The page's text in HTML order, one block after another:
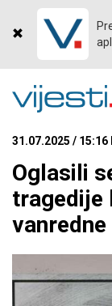
31.07.2025 /
Oglasili
tragedije